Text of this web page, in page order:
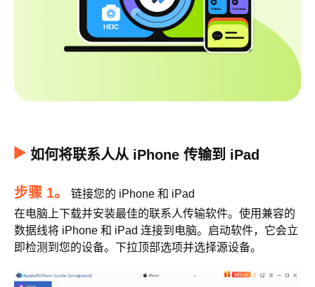
如何将联系人从 iPhone 传输到 iPad
步骤 1。
链接您的 iPhone 和 iPad
在电脑上下载并安装最佳的联系人传输软件。使用兼容的
数据线将 iPhone 和 iPad 连接到电脑。启动软件，它会立
即检测到您的设备。下拉顶部选项并选择源设备。